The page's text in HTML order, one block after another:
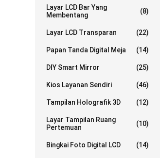
Layar LCD Bar Yang
Membentang
(8)
Layar LCD Transparan (22)
Papan Tanda Digital Meja (14)
DIY Smart Mirror (25)
Kios Layanan Sendiri (46)
Tampilan Holografik 3D (12)
Layar Tampilan Ruang
Pertemuan
(10)
Bingkai Foto Digital LCD (14)